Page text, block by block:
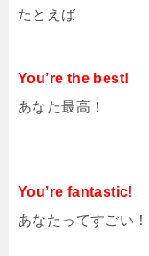
たとえば
You’re the best!
あなた最高！
You’re fantastic!
あなたってすごい！